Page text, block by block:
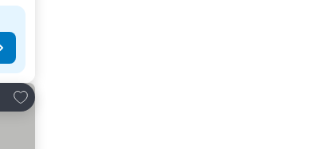
Dodati u favorite